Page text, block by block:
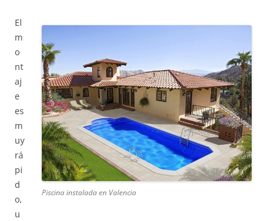
Piscina instalada en Valencia
El
m
o
nt
aj
e
es
m
uy
rá
pi
d
o,
u